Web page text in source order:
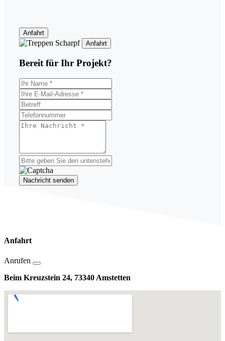
Anfahrt
Anfahrt
Bereit für Ihr Projekt?
Nachricht senden
Anfahrt
Anrufen
Beim Kreuzstein 24, 73340 Amstetten